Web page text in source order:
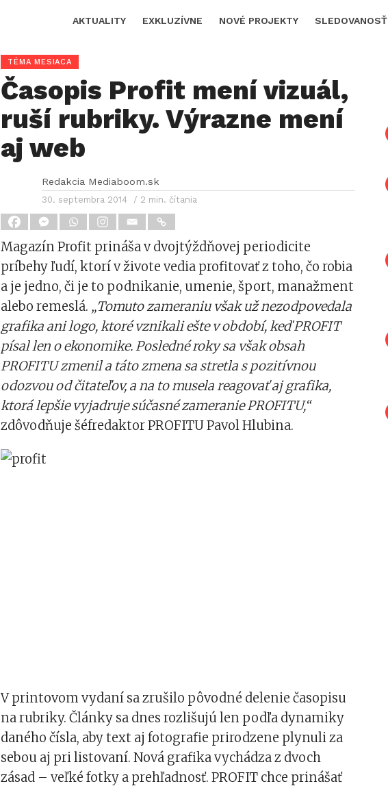
AKTUALITY EXKLUZÍVNE NOVÉ PROJEKTY SLEDOVANOSŤ
TÉMA MESIACA
Časopis Profit mení vizuál,
ruší rubriky. Výrazne mení
aj web
Redakcia Mediaboom.sk
30. septembra 2014 / 2 min. čítania
Magazín Profit prináša v dvojtýždňovej periodicite
príbehy ľudí, ktorí v živote vedia profitovať z toho, čo robia
a je jedno, či je to podnikanie, umenie, šport, manažment
alebo remeslá. „Tomuto zameraniu však už nezodpovedala
grafika ani logo, ktoré vznikali ešte v období, keď PROFIT
písal len o ekonomike. Posledné roky sa však obsah
PROFITU zmenil a táto zmena sa stretla s pozitívnou
odozvou od čitateľov, a na to musela reagovať aj grafika,
ktorá lepšie vyjadruje súčasné zameranie PROFITU,“
zdôvodňuje šéfredaktor PROFITU Pavol Hlubina.
V printovom vydaní sa zrušilo pôvodné delenie časopisu
na rubriky. Články sa dnes rozlišujú len podľa dynamiky
daného čísla, aby text aj fotografie prirodzene plynuli za
sebou aj pri listovaní. Nová grafika vychádza z dvoch
zásad – veľké fotky a prehľadnosť. PROFIT chce prinášať